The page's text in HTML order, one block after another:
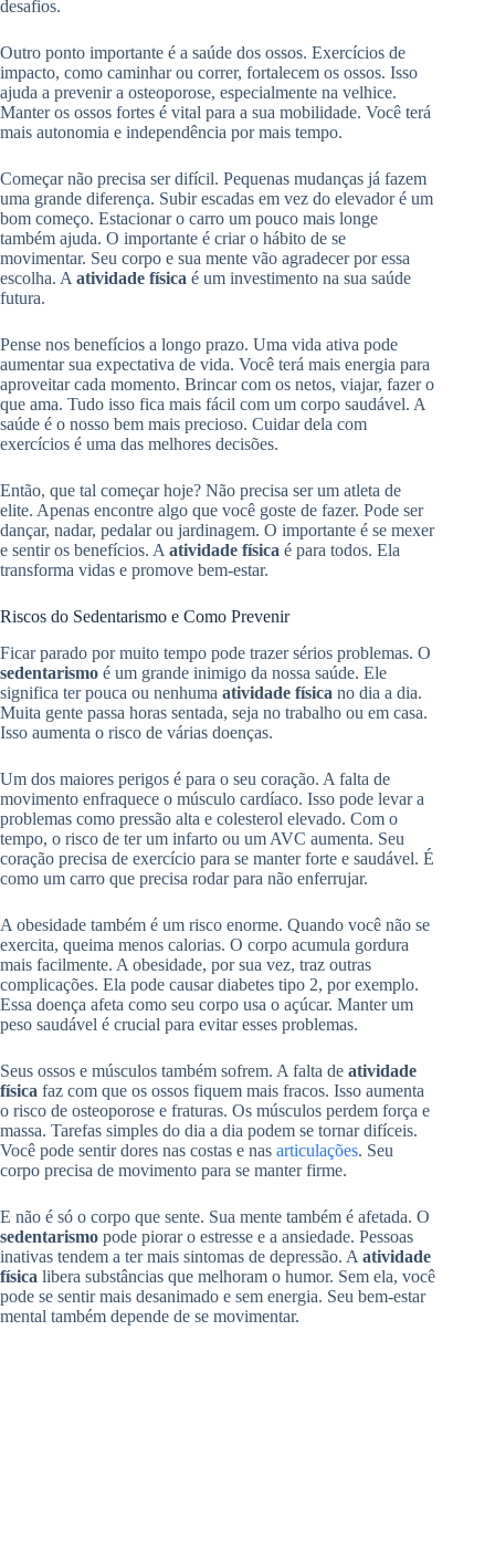
desafios.
Outro ponto importante é a saúde dos ossos. Exercícios de
impacto, como caminhar ou correr, fortalecem os ossos. Isso
ajuda a prevenir a osteoporose, especialmente na velhice.
Manter os ossos fortes é vital para a sua mobilidade. Você terá
mais autonomia e independência por mais tempo.
Começar não precisa ser difícil. Pequenas mudanças já fazem
uma grande diferença. Subir escadas em vez do elevador é um
bom começo. Estacionar o carro um pouco mais longe
também ajuda. O importante é criar o hábito de se
movimentar. Seu corpo e sua mente vão agradecer por essa
escolha. A atividade física é um investimento na sua saúde
futura.
Pense nos benefícios a longo prazo. Uma vida ativa pode
aumentar sua expectativa de vida. Você terá mais energia para
aproveitar cada momento. Brincar com os netos, viajar, fazer o
que ama. Tudo isso fica mais fácil com um corpo saudável. A
saúde é o nosso bem mais precioso. Cuidar dela com
exercícios é uma das melhores decisões.
Então, que tal começar hoje? Não precisa ser um atleta de
elite. Apenas encontre algo que você goste de fazer. Pode ser
dançar, nadar, pedalar ou jardinagem. O importante é se mexer
e sentir os benefícios. A atividade física é para todos. Ela
transforma vidas e promove bem-estar.
Riscos do Sedentarismo e Como Prevenir
Ficar parado por muito tempo pode trazer sérios problemas. O
sedentarismo é um grande inimigo da nossa saúde. Ele
significa ter pouca ou nenhuma atividade física no dia a dia.
Muita gente passa horas sentada, seja no trabalho ou em casa.
Isso aumenta o risco de várias doenças.
Um dos maiores perigos é para o seu coração. A falta de
movimento enfraquece o músculo cardíaco. Isso pode levar a
problemas como pressão alta e colesterol elevado. Com o
tempo, o risco de ter um infarto ou um AVC aumenta. Seu
coração precisa de exercício para se manter forte e saudável. É
como um carro que precisa rodar para não enferrujar.
A obesidade também é um risco enorme. Quando você não se
exercita, queima menos calorias. O corpo acumula gordura
mais facilmente. A obesidade, por sua vez, traz outras
complicações. Ela pode causar diabetes tipo 2, por exemplo.
Essa doença afeta como seu corpo usa o açúcar. Manter um
peso saudável é crucial para evitar esses problemas.
Seus ossos e músculos também sofrem. A falta de atividade
física faz com que os ossos fiquem mais fracos. Isso aumenta
o risco de osteoporose e fraturas. Os músculos perdem força e
massa. Tarefas simples do dia a dia podem se tornar difíceis.
Você pode sentir dores nas costas e nas articulações. Seu
corpo precisa de movimento para se manter firme.
E não é só o corpo que sente. Sua mente também é afetada. O
sedentarismo pode piorar o estresse e a ansiedade. Pessoas
inativas tendem a ter mais sintomas de depressão. A atividade
física libera substâncias que melhoram o humor. Sem ela, você
pode se sentir mais desanimado e sem energia. Seu bem-estar
mental também depende de se movimentar.